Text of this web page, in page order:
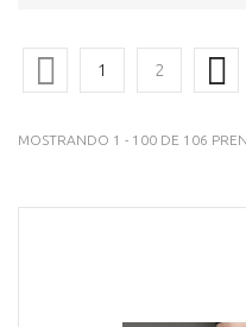
1 2
MOSTRANDO 1 - 100 DE 106